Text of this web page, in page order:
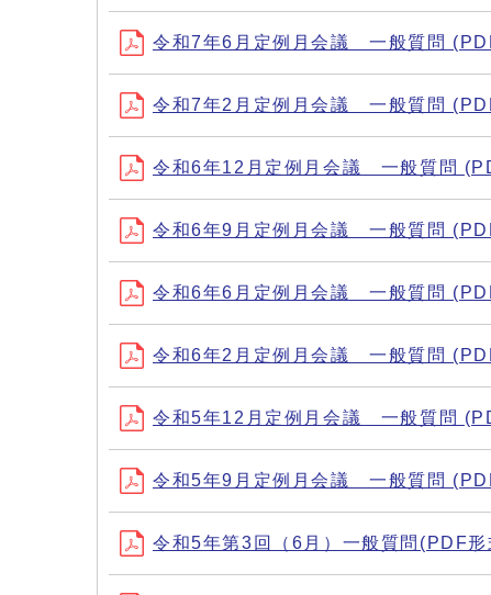
令和7年6月定例月会議 一般質問
令和7年2月定例月会議 一般質問
令和6年12月定例月会議 一般質問
令和6年9月定例月会議 一般質問
令和6年6月定例月会議 一般質問
令和6年2月定例月会議 一般質問
令和5年12月定例月会議 一般質問
令和5年9月定例月会議 一般質問
令和5年第3回（6月）一般質問(PDF